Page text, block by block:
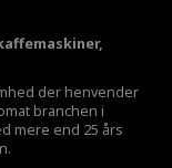
der henvender
branchen i
mere end 25 års